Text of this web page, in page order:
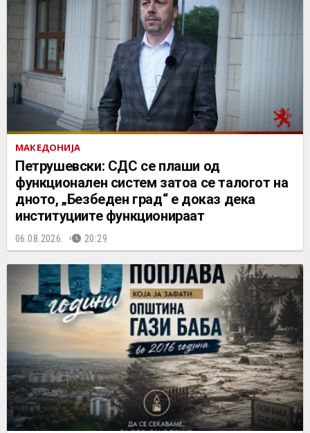
МАКЕДОНИЈА
Петрушевски: СДС се плаши од
функционален систем затоа се талогот на
дното, „Безбеден град“ е доказ дека
институциите функционираат
06.08.2026. 20:29